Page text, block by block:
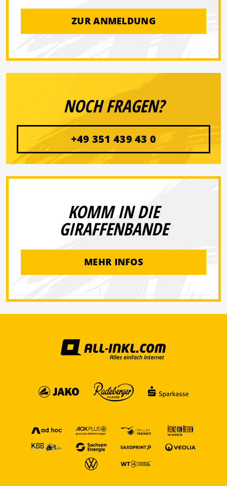
ZUR ANMELDUNG
NOCH FRAGEN?
+49 351 439 43 0
KOMM IN DIE
GIRAFFENBANDE
MEHR INFOS